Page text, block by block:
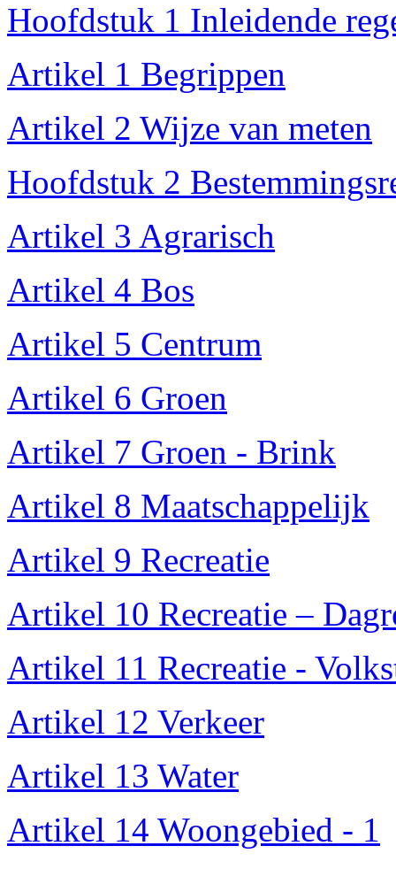
Hoofdstuk 1 Inleidende
Artikel 1 Begrippen
Artikel 2 Wijze van meten
Hoofdstuk 2
Artikel 3 Agrarisch
Artikel 4 Bos
Artikel 5 Centrum
Artikel 6 Groen
Artikel 7 Groen - Brink
Artikel 8 Maatschappelijk
Artikel 9 Recreatie
Artikel 10 Recreatie –
Artikel 11 Recreatie -
Artikel 12 Verkeer
Artikel 13 Water
Artikel 14 Woongebied - 1